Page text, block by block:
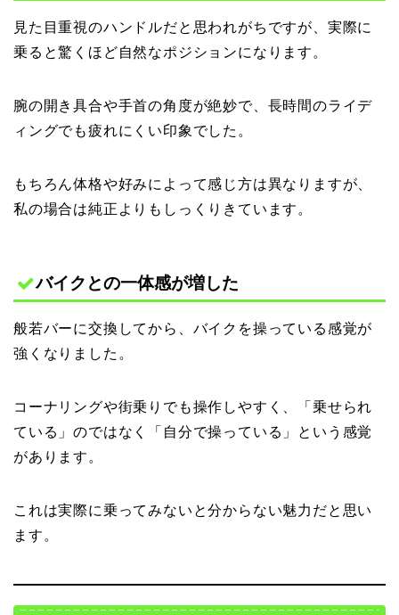
見た目重視のハンドルだと思われがちですが、実際に
乗ると驚くほど自然なポジションになります。
腕の開き具合や手首の角度が絶妙で、長時間のライデ
ィングでも疲れにくい印象でした。
もちろん体格や好みによって感じ方は異なりますが、
私の場合は純正よりもしっくりきています。
バイクとの一体感が増した
般若バーに交換してから、バイクを操っている感覚が
強くなりました。
コーナリングや街乗りでも操作しやすく、「乗せられ
ている」のではなく「自分で操っている」という感覚
があります。
これは実際に乗ってみないと分からない魅力だと思い
ます。